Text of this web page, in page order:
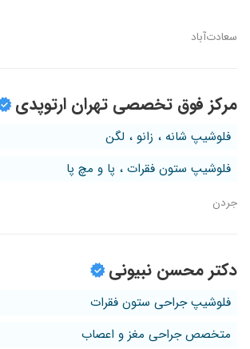
سعادت‌آباد
مرکز فوق تخصصی تهران ارتوپدی
فلوشیپ شانه ، زانو ، لگن
فلوشیپ ستون فقرات ، پا و مچ پا
جردن
دکتر محسن نبیونی
فلوشیپ جراحی ستون فقرات
متخصص جراحی مغز و اعصاب